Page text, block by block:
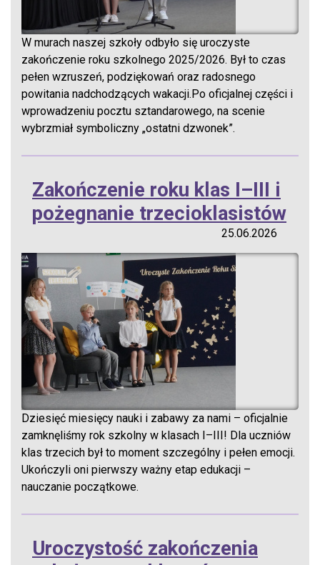
W murach naszej szkoły odbyło się uroczyste
zakończenie roku szkolnego 2025/2026. Był to czas
pełen wzruszeń, podziękowań oraz radosnego
powitania nadchodzących wakacji.Po oficjalnej części i
wprowadzeniu pocztu sztandarowego, na scenie
wybrzmiał symboliczny „ostatni dzwonek”.
Zakończenie roku klas I–III i
pożegnanie trzecioklasistów
25.06.2026
Dziesięć miesięcy nauki i zabawy za nami – oficjalnie
zamknęliśmy rok szkolny w klasach I–III! Dla uczniów
klas trzecich był to moment szczególny i pełen emocji.
Ukończyli oni pierwszy ważny etap edukacji –
nauczanie początkowe.
Uroczystość zakończenia